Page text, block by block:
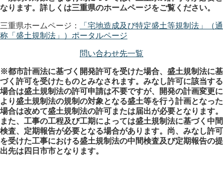
なります。詳しくは三重県のホームページをご覧ください。
三重県ホームページ：
「宅地造成及び特定盛土等規制法」（通
称「盛土規制法」）ポータルページ
問い合わせ先一覧
※都市計画法に基づく開発許可を受けた場合、盛土規制法に基
づく許可を受けたものとみなされます。みなし許可に該当する
場合は盛土規制法の許可申請は不要ですが、開発の計画変更に
より盛土規制法の規制の対象となる盛土等を行う計画となった
場合は改めて盛土規制法の許可または届出が必要となります。
また、工事の工程及び工期によっては盛土規制法に基づく中間
検査、定期報告が必要となる場合があります。尚、みなし許可
を受けた工事における盛土規制法の中間検査及び定期報告の提
出先は四日市市となります。